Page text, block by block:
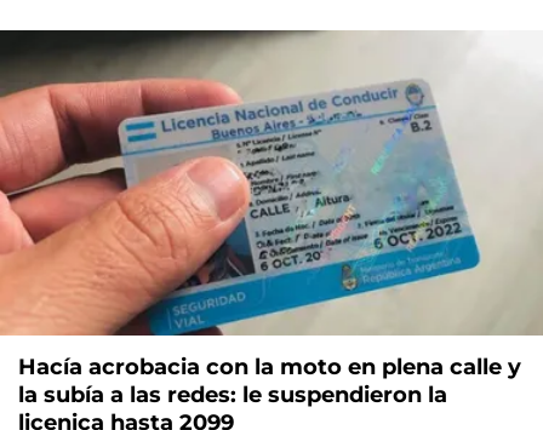
Hacía acrobacia con la moto en plena calle y
la subía a las redes: le suspendieron la
licenica hasta 2099